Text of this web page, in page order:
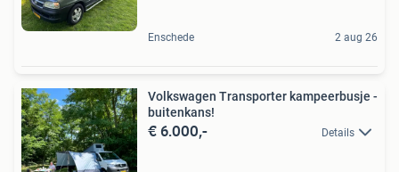
Enschede 2 aug 26
Volkswagen Transporter kampeerbusje -
buitenkans!
€ 6.000,- Details